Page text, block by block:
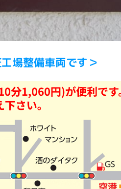
場整備車両です＞